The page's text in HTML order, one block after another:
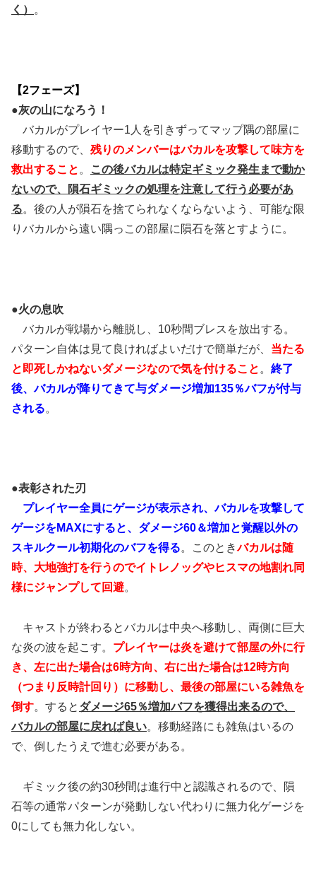
く） 。
【2フェーズ】
●灰の山になろう！
バカルがプレイヤー1人を引きずってマップ隅の部屋に
移動するので、 残りのメンバーはバカルを攻撃して味方を
救出すること 。
この後バカルは特定ギミック発生まで動か
ないので、隕石ギミックの処理を注意して行う必要があ
る。後の人が隕石を捨てられなくならないよう、可能な限
りバカルから遠い隅っこの部屋に隕石を落とすように。
●火の息吹
バカルが戦場から離脱し、10秒間ブレスを放出する。
パターン自体は見て良ければよいだけで簡単だが、 当たる
と即死しかねないダメージなので気を付けること 。 終了
後、バカルが降りてきて与ダメージ増加135％バフが付与
される。
●表彰された刃
プレイヤー全員にゲージが表示され、バカルを攻撃して
ゲージをMAXにすると、ダメージ60＆増加と覚醒以外の
スキルクール初期化のバフを得る。このときバカルは随
時、大地強打を行うのでイトレノッグやヒスマの地割れ同
様にジャンプして回避。
キャストが終わるとバカルは中央へ移動し、両側に巨大
な炎の波を起こす。 プレイヤーは炎を避けて部屋の外に行
き、左に出た場合は6時方向、右に出た場合は12時方向
（つまり反時計回り）に移動し、最後の部屋にいる雑魚を
倒す。すると ダメージ65％増加バフを獲得出来るので、
バカルの部屋に戻れば良い。移動経路にも雑魚はいるの
で、倒したうえで進む必要がある。
ギミック後の約30秒間は進行中と認識されるので、隕
石等の通常パターンが発動しない代わりに無力化ゲージを
0にしても無力化しない。